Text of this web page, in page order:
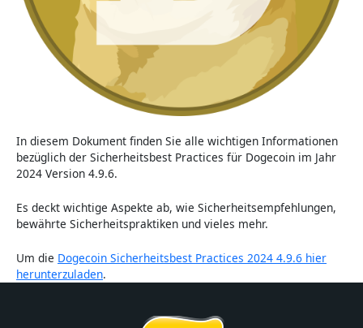
In diesem Dokument finden Sie alle wichtigen Informationen
bezüglich der Sicherheitsbest Practices für Dogecoin im Jahr
2024 Version 4.9.6.
Es deckt wichtige Aspekte ab, wie Sicherheitsempfehlungen,
bewährte Sicherheitspraktiken und vieles mehr.
Um die Dogecoin Sicherheitsbest Practices 2024 4.9.6 hier
herunterzuladen.